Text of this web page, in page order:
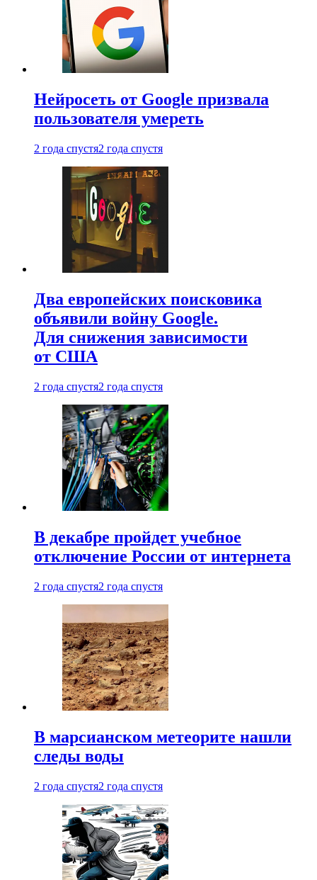
Нейросеть от Google призвала
пользователя умереть
2 года спустя2 года спустя
Два европейских поисковика
объявили войну Google.
Для снижения зависимости
от США
2 года спустя2 года спустя
В декабре пройдет учебное
отключение России от интернета
2 года спустя2 года спустя
В марсианском метеорите нашли
следы воды
2 года спустя2 года спустя